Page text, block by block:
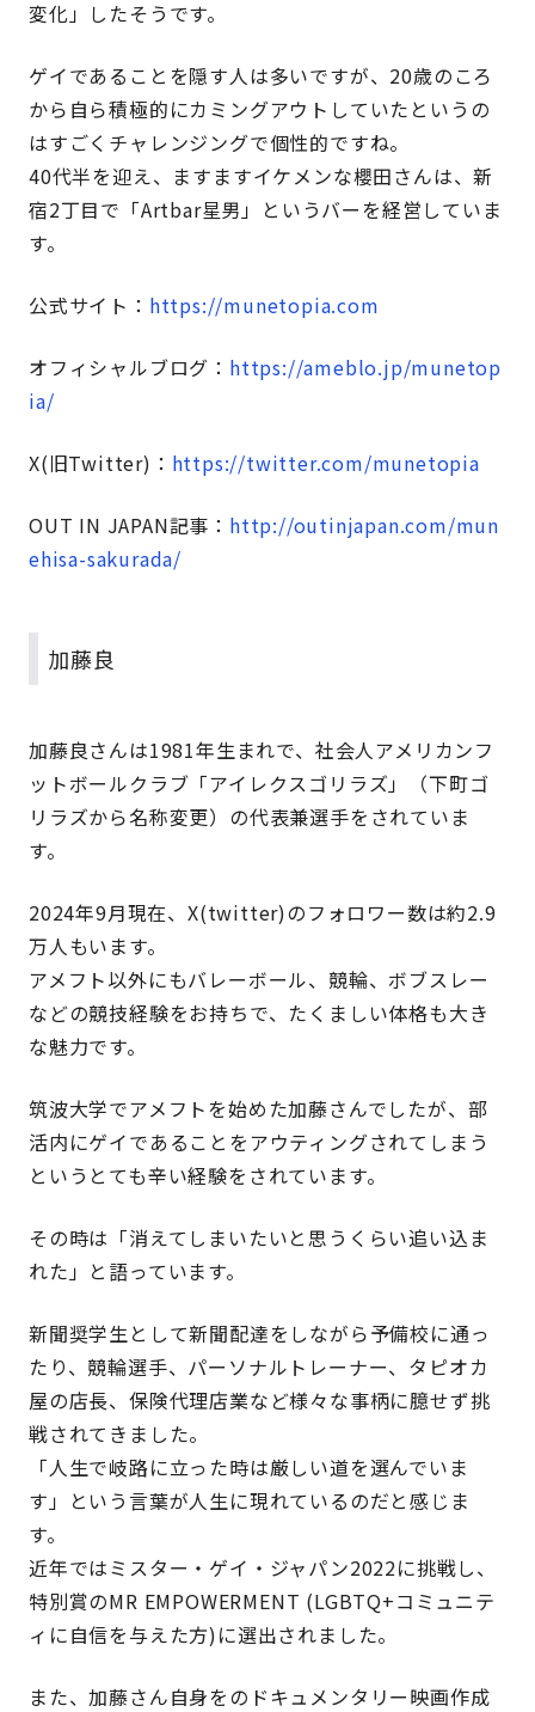
変化」したそうです。
ゲイであることを隠す人は多いですが、20歳のころ
から自ら積極的にカミングアウトしていたというの
はすごくチャレンジングで個性的ですね。
40代半を迎え、ますますイケメンな櫻田さんは、新
宿2丁目で「Artbar星男」というバーを経営していま
す。
公式サイト： https://munetopia.com
オフィシャルブログ： https://ameblo.jp/munetop
ia/
X(旧Twitter)： https://twitter.com/munetopia
OUT IN JAPAN記事： http://outinjapan.com/mun
ehisa-sakurada/
加藤良
加藤良さんは1981年生まれで、社会人アメリカンフ
ットボールクラブ「アイレクスゴリラズ」（下町ゴ
リラズから名称変更）の代表兼選手をされていま
す。
2024年9月現在、X(twitter)のフォロワー数は約2.9
万人もいます。
アメフト以外にもバレーボール、競輪、ボブスレー
などの競技経験をお持ちで、たくましい体格も大き
な魅力です。
筑波大学でアメフトを始めた加藤さんでしたが、部
活内にゲイであることをアウティングされてしまう
というとても辛い経験をされています。
その時は「消えてしまいたいと思うくらい追い込ま
れた」と語っています。
新聞奨学生として新聞配達をしながら予備校に通っ
たり、競輪選手、パーソナルトレーナー、タピオカ
屋の店長、保険代理店業など様々な事柄に臆せず挑
戦されてきました。
「人生で岐路に立った時は厳しい道を選んでいま
す」という言葉が人生に現れているのだと感じま
す。
近年ではミスター・ゲイ・ジャパン2022に挑戦し、
特別賞のMR EMPOWERMENT (LGBTQ+コミュニテ
ィに自信を与えた方)に選出されました。
また、加藤さん自身をのドキュメンタリー映画作成